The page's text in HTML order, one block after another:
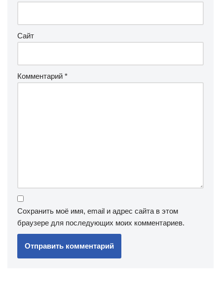
Сайт
Комментарий *
Сохранить моё имя, email и адрес сайта в этом
браузере для последующих моих комментариев.